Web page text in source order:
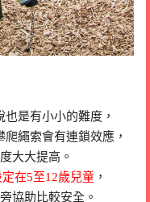
是有小小的難度，
繩索會有連鎖效應，
大大提高。
在5至12歲兒童，
協助比較安全。